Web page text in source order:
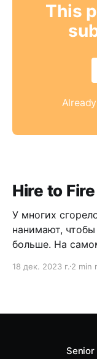
This
Hire to Fire
У многих
нанимают,
больше. На
18 дек. 2023 г. 2 min